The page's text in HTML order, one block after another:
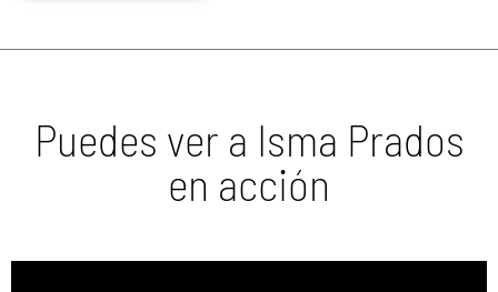
Puedes ver a Isma Prados
en acción